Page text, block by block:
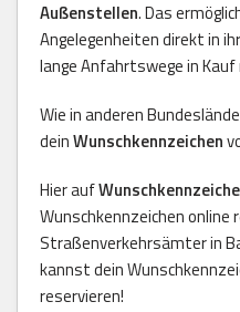
Außenstellen. Das
Angelegenheiten direkt in
lange Anfahrtswege in
Wie in anderen
deinWunschkennzeichen
Hier auf
Wunschkennzeichen online
Straßenverkehrsämter in
kannst dein
reservieren!